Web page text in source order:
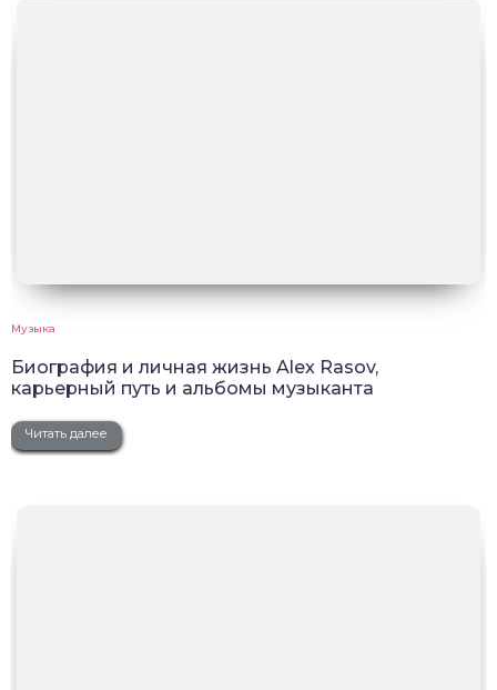
Музыка
Биография и личная жизнь Alex Rasov,
карьерный путь и альбомы музыканта
Читать далее